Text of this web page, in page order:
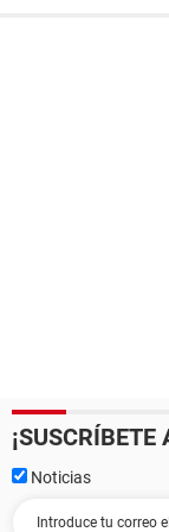
¡SUSCRÍBETE
Noticias